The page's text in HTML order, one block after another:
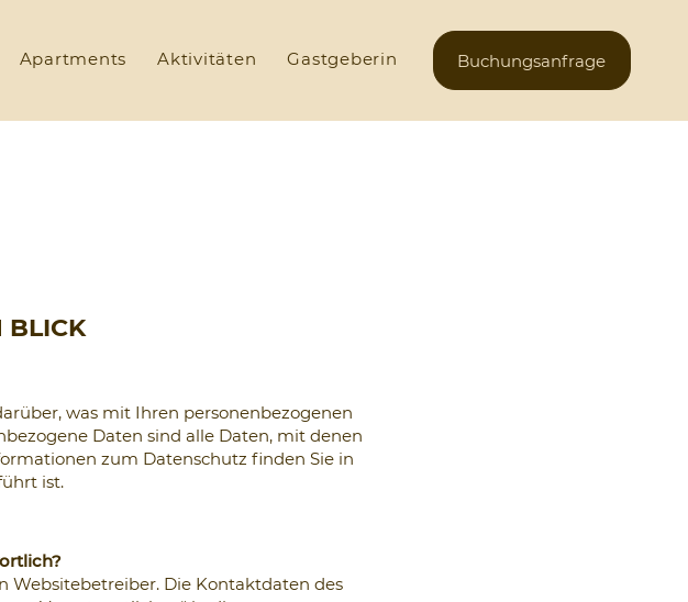
Apartments Aktivitäten Gastgeberin Buchungsanfrage
BLICK
was mit Ihren personenbezogenen
Daten sind alle Daten, mit denen
zum Datenschutz finden Sie in
ist.
Websitebetreiber. Die Kontaktdaten des